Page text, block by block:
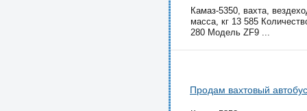
Камаз-5350, вахта,
масса, кг 13 585
280 Модель ZF9 ...
Продам вахтовый